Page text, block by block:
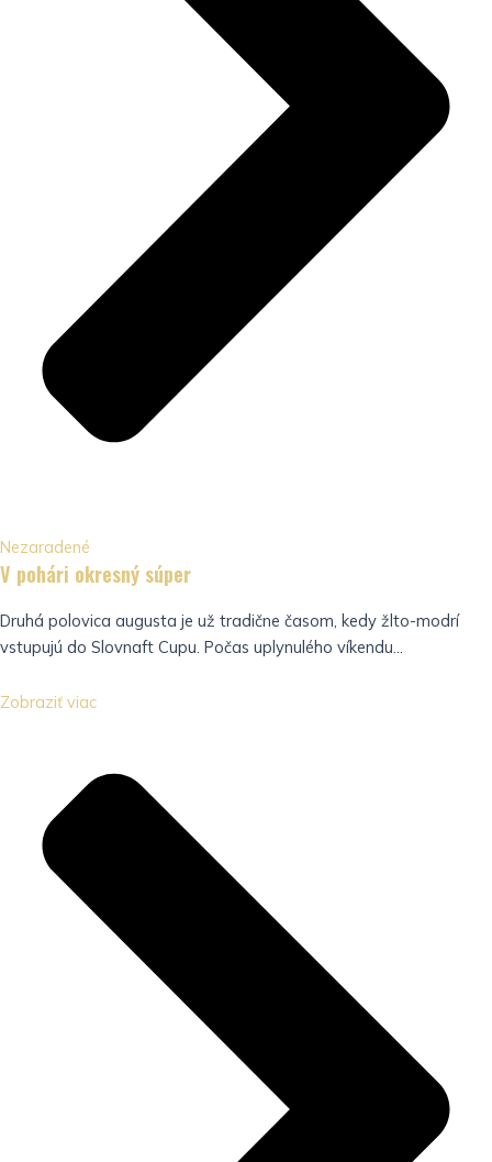
Nezaradené
V pohári okresný súper
Druhá polovica augusta je už tradične časom, kedy žlto-modrí
vstupujú do Slovnaft Cupu. Počas uplynulého víkendu...
Zobraziť viac